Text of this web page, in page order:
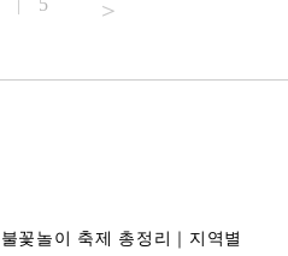
| 5
꽃놀이 축제 총정리｜지역별